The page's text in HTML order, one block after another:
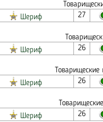
Шериф 27
Шериф 26
Шериф 26
Шериф 26